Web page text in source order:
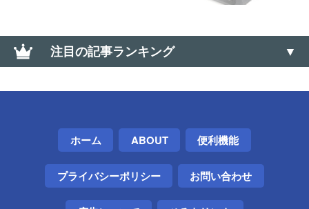
注目の記事ランキング
マウスのホイールで勝手にブラウザが縮小拡大する
場合の対処方法【Windows】
リモートデスクトップ先のスクリーンショットを標
ホーム ABOUT 便利機能
プライバシーポリシー お問い合わせ